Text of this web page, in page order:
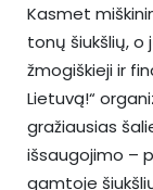
Kasmet
tonų šiukšlių, o
žmogiškieji ir
Lietuvą!“
gražiausias
išsaugojimo –
gamtoje